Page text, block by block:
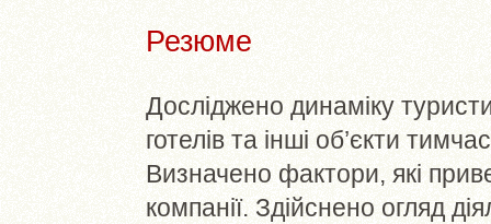
Резюме
Досліджено динаміку
готелів та інші об’єкти
Визначено фактори, які
компанії. Здійснено огляд